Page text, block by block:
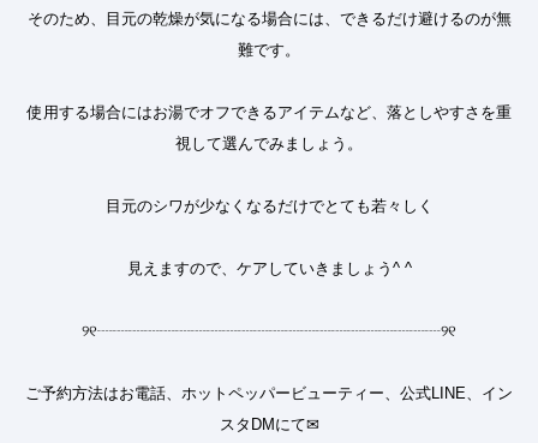
そのため、目元の乾燥が気になる場合には、できるだけ避けるのが無
難です。
使用する場合にはお湯でオフできるアイテムなど、落としやすさを重
視して選んでみましょう。
目元のシワが少なくなるだけでとても若々しく
見えますので、ケアしていきましょう ^ ^
୨୧┈┈┈┈┈┈┈┈┈┈┈┈┈┈┈┈┈┈┈┈┈┈୨୧
ご予約方法はお電話、ホットペッパービューティー、公式LINE、イン
スタDMにて✉︎